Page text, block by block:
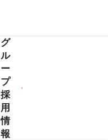
グ
ル
ー
プ
採
用
情
報